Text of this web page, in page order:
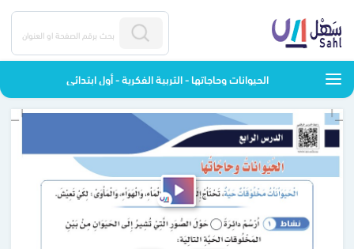
الحيوانات وحاجاتها - التربية الفكرية - أول ابتدائي